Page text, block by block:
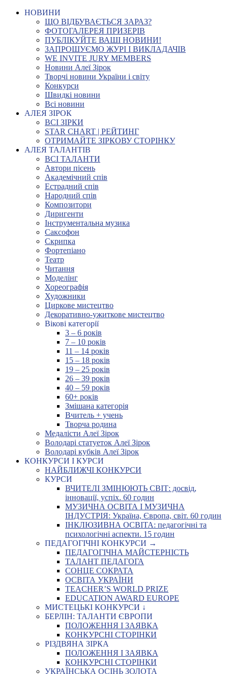
НОВИНИ
ЩО ВІДБУВАЄТЬСЯ ЗАРАЗ?
ФОТОГАЛЕРЕЯ ПРИЗЕРІВ
ПУБЛІКУЙТЕ ВАШІ НОВИНИ!
ЗАПРОШУЄМО ЖУРІ І ВИКЛАДАЧІВ
WE INVITE JURY MEMBERS
Новини Алеї Зірок
Творчі новини України і світу
Конкурси
Швидкі новини
Всі новини
АЛЕЯ ЗІРОК
ВСІ ЗІРКИ
STAR CHART | РЕЙТИНГ
ОТРИМАЙТЕ ЗІРКОВУ СТОРІНКУ
АЛЕЯ ТАЛАНТІВ
ВСІ ТАЛАНТИ
Автори пісень
Академічний спів
Естрадний спів
Народний спів
Композитори
Диригенти
Інструментальна музика
Саксофон
Скрипка
Фортепіано
Театр
Читання
Моделінг
Хореографія
Художники
Циркове мистецтво
Декоративно-ужиткове мистецтво
Вікові категорії
3 – 6 років
7 – 10 років
11 – 14 років
15 – 18 років
19 – 25 років
26 – 39 років
40 – 59 років
60+ років
Змішана категорія
Вчитель + учень
Творча родина
Медалісти Алеї Зірок
Володарі статуеток Алеї Зірок
Володарі кубків Алеї Зірок
КОНКУРСИ І КУРСИ
НАЙБЛИЖЧІ КОНКУРСИ
КУРСИ
ВЧИТЕЛІ ЗМІНЮЮТЬ СВІТ: досвід,
інновації, успіх. 60 годин
МУЗИЧНА ОСВІТА І МУЗИЧНА
ІНДУСТРІЯ: Україна, Європа, світ. 60 годин
ІНКЛЮЗИВНА ОСВІТА: педагогічні та
психологічні аспекти. 15 годин
ПЕДАГОГІЧНІ КОНКУРСИ →
ПЕДАГОГІЧНА МАЙСТЕРНІСТЬ
ТАЛАНТ ПЕДАГОГА
СОНЦЕ СОКРАТА
ОСВІТА УКРАЇНИ
TEACHER’S WORLD PRIZE
EDUCATION AWARD EUROPE
МИСТЕЦЬКІ КОНКУРСИ ↓
БЕРЛІН: ТАЛАНТИ ЄВРОПИ
ПОЛОЖЕННЯ І ЗАЯВКА
КОНКУРСНІ СТОРІНКИ
РІЗДВЯНА ЗІРКА
ПОЛОЖЕННЯ І ЗАЯВКА
КОНКУРСНІ СТОРІНКИ
УКРАЇНСЬКА ОСІНЬ ЗОЛОТА